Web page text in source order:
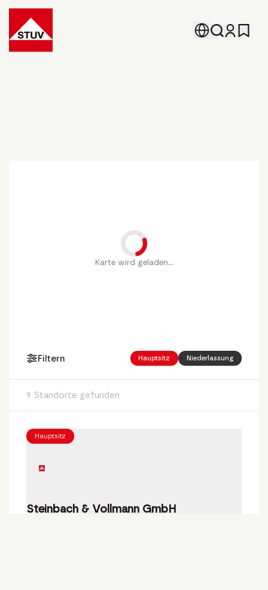
Go To the Homepage
Filtern Hauptsitz Niederlassung
9 Standorte gefunden
Hauptsitz
Steinbach & Vollmann GmbH
Karte wird geladen...